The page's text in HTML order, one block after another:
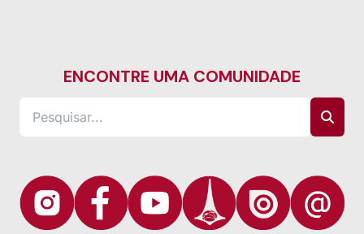
ENCONTRE UMA COMUNIDADE